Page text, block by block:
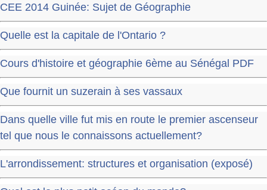
CEE 2014 Guinée: Sujet de Géographie
Quelle est la capitale de l'Ontario ?
Cours d'histoire et géographie 6ème au Sénégal PDF
Que fournit un suzerain à ses vassaux
Dans quelle ville fut mis en route le premier ascenseur
tel que nous le connaissons actuellement?
L'arrondissement: structures et organisation (exposé)